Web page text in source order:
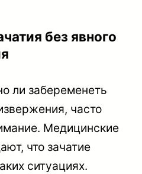
без явного
ли забеременеть
часто
Медицинские
что зачатие
ситуациях.